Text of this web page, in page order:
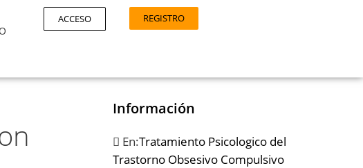
ACCESO REGISTRO
Información
En:Tratamiento Psicologico del
Trastorno Obsesivo Compulsivo